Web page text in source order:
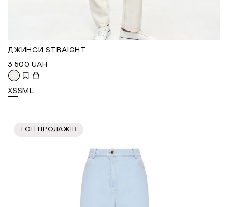
ДЖИНСИ STRAIGHT
3 500 UAH
XSS M L
ТОП ПРОДАЖІВ